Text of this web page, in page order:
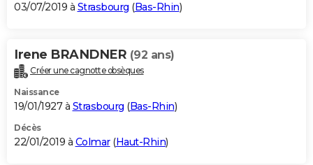
03/07/2019 à Strasbourg (Bas-Rhin)
Irene BRANDNER (92 ans)
Créer une cagnotte obsèques
Naissance
19/01/1927 à Strasbourg (Bas-Rhin)
Décès
22/01/2019 à Colmar(Haut-Rhin)